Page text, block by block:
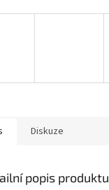
Diskuze
popis produktu